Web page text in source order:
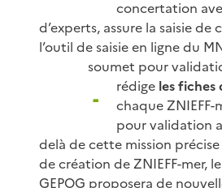
concertation
d’experts, assure la saisie de
l’outil de saisie en ligne du
soumet pour
rédige les
chaque
pour validation
delà de cette mission précise
de création de ZNIEFF-mer, le
GEPOG proposera de